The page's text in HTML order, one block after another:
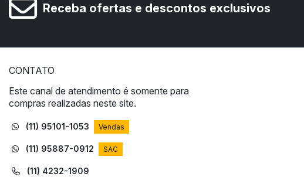
Receba ofertas e descontos exclusivos
CONTATO
Este canal de atendimento é somente para
compras realizadas neste site.
(11) 95101-1053 Vendas
(11) 95887-0912 SAC
(11) 4232-1909